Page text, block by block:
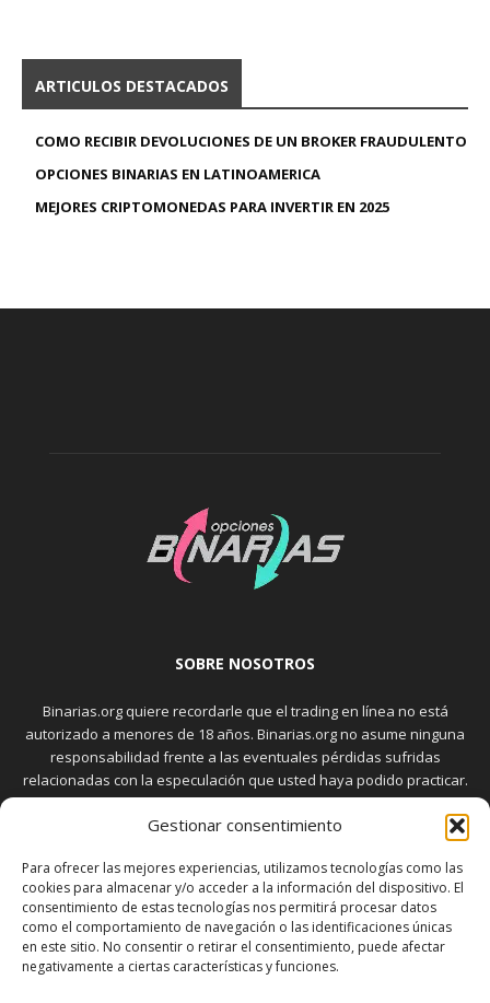
Gestionar consentimiento
Para ofrecer las mejores experiencias, utilizamos tecnologías como las
cookies para almacenar y/o acceder a la información del dispositivo. El
consentimiento de estas tecnologías nos permitirá procesar datos
como el comportamiento de navegación o las identificaciones únicas
en este sitio. No consentir o retirar el consentimiento, puede afectar
negativamente a ciertas características y funciones.
ARTICULOS DESTACADOS
COMO RECIBIR DEVOLUCIONES DE UN BROKER FRAUDULENTO
OPCIONES BINARIAS EN LATINOAMERICA
MEJORES CRIPTOMONEDAS PARA INVERTIR EN 2025
SOBRE NOSOTROS
Binarias.org quiere recordarle que el trading en línea no está
autorizado a menores de 18 años. Binarias.org no asume ninguna
responsabilidad frente a las eventuales pérdidas sufridas
relacionadas con la especulación que usted haya podido practicar.
El trading en el mercado de opciones binarias implica riesgos
elevados. Usted debe conocer y aceptar estos riesgos, que
transacciones bursátiles.
SÍGUENOS